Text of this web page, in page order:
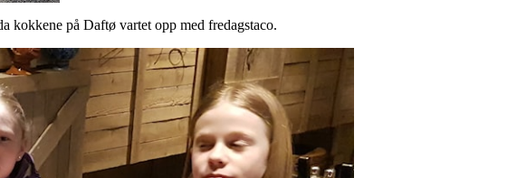
kokkene på Daftø vartet opp med fredagstaco.